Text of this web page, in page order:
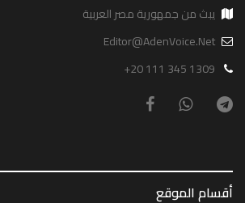
يبث من جمهورية مصر العربية
Editor@AdenVoice.Net
+20 111 345 1309
أقسام الموقع